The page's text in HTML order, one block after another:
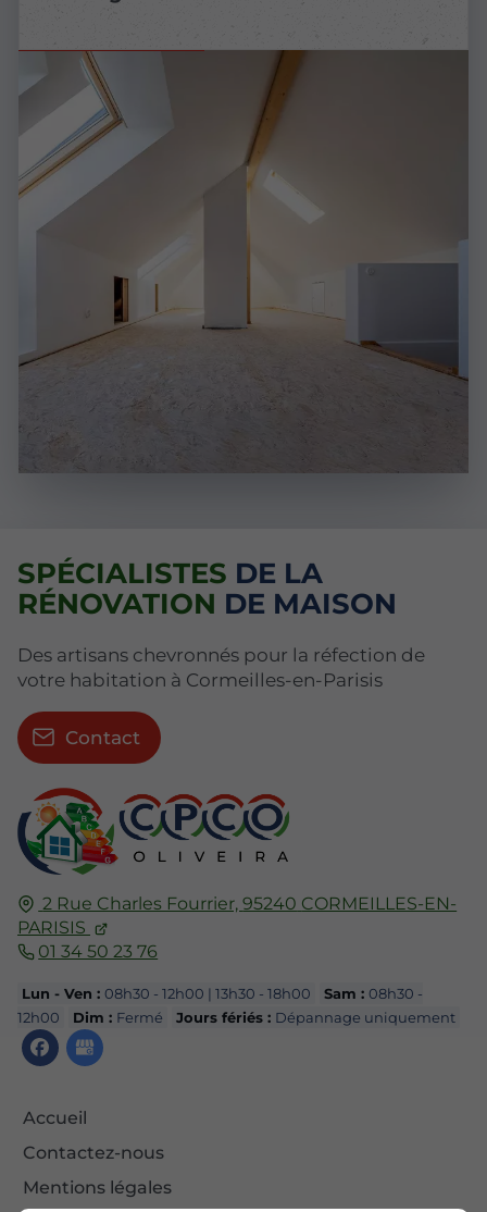
2 Rue Charles Fourrier,95240 CORMEILLES-EN-
PARISIS
01 34 50 23 76
Lun - Ven :08h30 - 12h00 | 13h30 - 18h00 Sam :08h30 -
12h00
Dim : Fermé Jours fériés : Dépannage uniquement
Accueil
Contactez-nous
Mentions légales
SPÉCIALISTES DE LA
RÉNOVATION DE MAISON
Des artisans chevronnés pour la réfection de
votre habitation à Cormeilles-en-Parisis
Contact